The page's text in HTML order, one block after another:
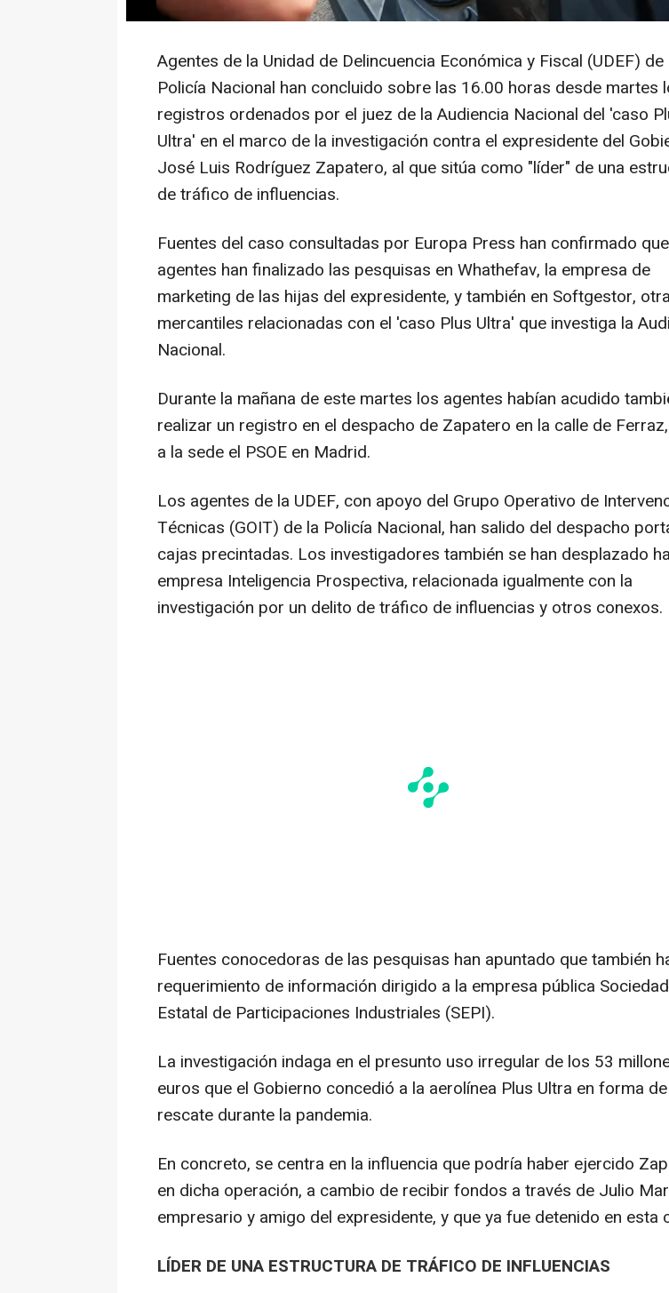
Agentes de la Unidad de Delincuencia Económica y Fiscal (UDEF) de
Policía Nacional han concluido sobre las 16.00 horas desde martes
registros ordenados por el juez de la Audiencia Nacional del 'caso
Ultra' en el marco de la investigación contra el expresidente del
José Luis Rodríguez Zapatero, al que sitúa como "líder" de una
de tráfico de influencias.
Fuentes del caso consultadas por Europa Press han confirmado
agentes han finalizado las pesquisas en Whathefav, la empresa de
marketing de las hijas del expresidente, y también en Softgestor,
mercantiles relacionadas con el 'caso Plus Ultra' que investiga la
Nacional.
Durante la mañana de este martes los agentes habían acudido
realizar un registro en el despacho de Zapatero en la calle de
a la sede el PSOE en Madrid.
Los agentes de la UDEF, con apoyo del Grupo Operativo de
Técnicas (GOIT) de la Policía Nacional, han salido del despacho
cajas precintadas. Los investigadores también se han desplazado
empresa Inteligencia Prospectiva, relacionada igualmente con la
investigación por un delito de tráfico de influencias y otros conexos.
Fuentes conocedoras de las pesquisas han apuntado que también
requerimiento de información dirigido a la empresa pública Sociedad
Estatal de Participaciones Industriales (SEPI).
La investigación indaga en el presunto uso irregular de los 53
euros que el Gobierno concedió a la aerolínea Plus Ultra en forma de
rescate durante la pandemia.
En concreto, se centra en la influencia que podría haber ejercido
en dicha operación, a cambio de recibir fondos a través de Julio
empresario y amigo del expresidente, y que ya fue detenido en esta
LÍDER DE UNA ESTRUCTURA DE TRÁFICO DE INFLUENCIAS